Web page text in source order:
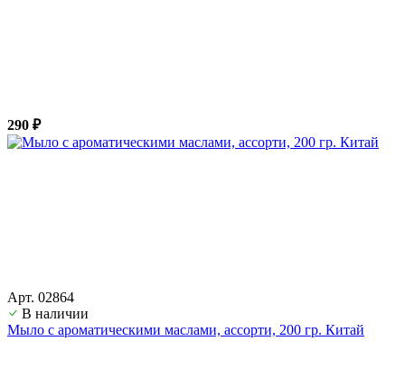
290 ₽
Арт. 02864
В наличии
Мыло с ароматическими маслами, ассорти, 200 гр. Китай